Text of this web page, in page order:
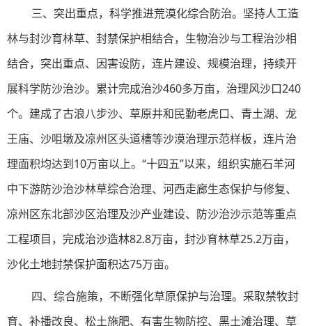
三、突出重点，科学推进荒漠化综合防治。坚持人工造
林与封沙育林草、封禁保护相结合，生物治沙与工程治沙相
结合，突出重点、因害设防，连片建设、规模治理，持续开
展科学防沙治沙。累计完成治沙460多万亩，治理风沙口240
个。建成了古浪八步沙、草原井和民勤老虎口、青土湖、龙
王庙、沙咀墩及凉州区头道槽等沙漠治理示范样板，连片治
理面积均达到10万亩以上。“十四五”以来，组织实施石羊河
中下游防沙治沙林草综合治理、河西走廊生态保护与修复、
凉州区东北部沙区治理及沙产业建设、防沙治沙示范等重点
工程项目，完成治沙造林82.8万亩，封沙育林草25.2万亩，
沙化土地封禁保护面积达75万亩。
四、综合施策，不断强化草原保护与治理。采取禁牧封
育、补播改良、松土施肥、有害生物防控、黑土滩治理、草